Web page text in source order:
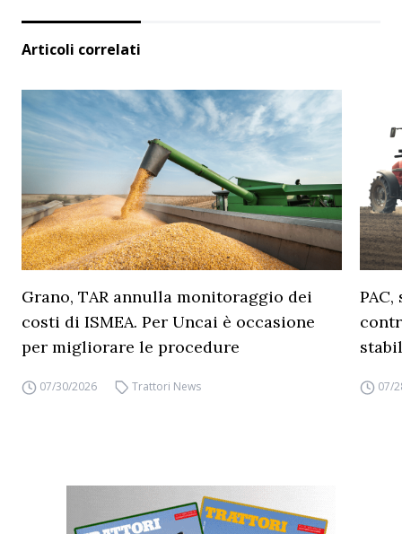
Articoli correlati
Grano, TAR annulla monitoraggio dei
costi di ISMEA. Per Uncai è occasione
per migliorare le procedure
07/30/2026 Trattori News 07/